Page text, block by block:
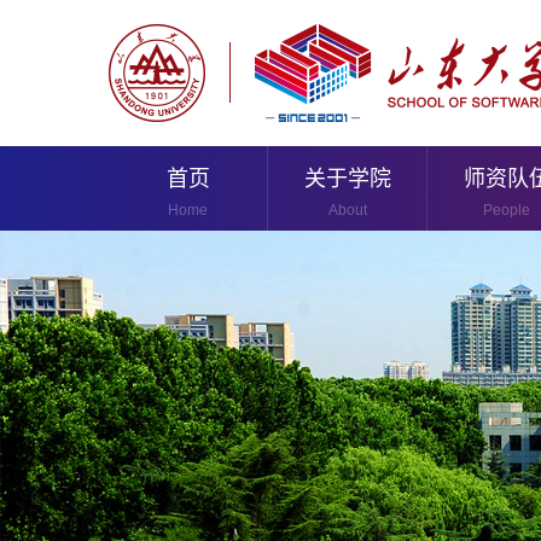
首页
Home
关于学院
About
师资队
People